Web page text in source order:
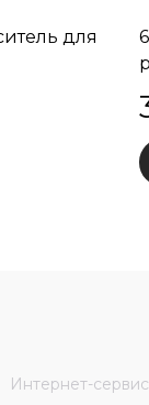
для
черный
Интернет-